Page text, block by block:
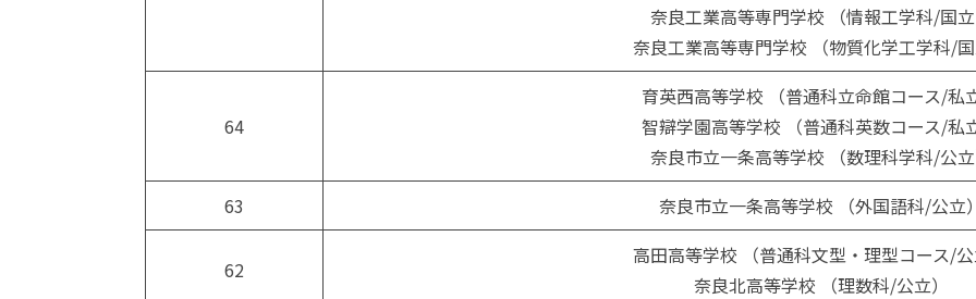
奈良工業高等専門学校 （情報工学科/国
奈良工業高等専門学校 （物質化学工学科/
64
育英西高等学校 （普通科立命館コース/私
智辯学園高等学校 （普通科英数コース/私
奈良市立一条高等学校 （数理科学科/公
63
奈良市立一条高等学校 （外国語科/公立
62
高田高等学校 （普通科文型・理型コース/
奈良北高等学校 （理数科/公立）